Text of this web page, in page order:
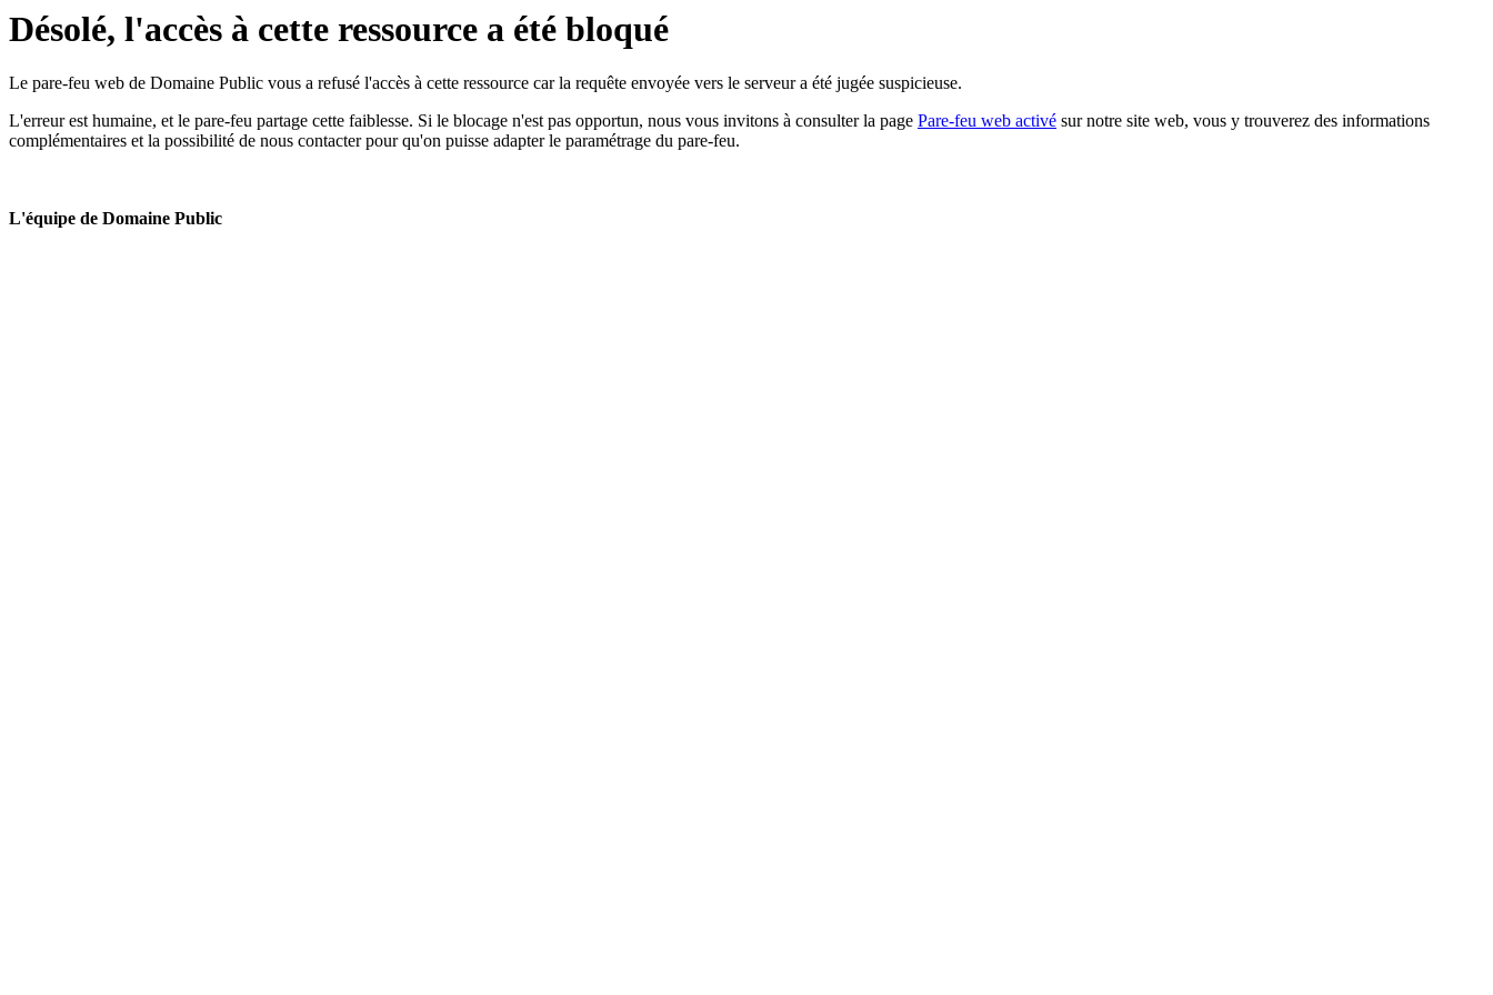
Désolé, l'accès à cette ressource a été bloqué
Le pare-feu web de Domaine Public vous a refusé l'accès à cette ressource car la requête envoyée vers le serveur a été jugée suspicieuse.
L'erreur est humaine, et le pare-feu partage cette faiblesse. Si le blocage n'est pas opportun, nous vous invitons à consulter la page Pare-feu web activé sur notre site web, vous y trouverez des informations
complémentaires et la possibilité de nous contacter pour qu'on puisse adapter le paramétrage du pare-feu.
L'équipe de Domaine Public